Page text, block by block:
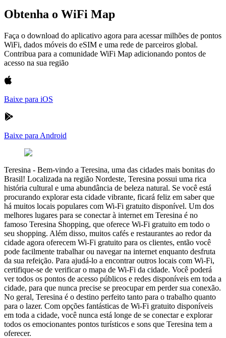
Obtenha o WiFi Map
Faça o download do aplicativo agora para acessar milhões de pontos
WiFi, dados móveis do eSIM e uma rede de parceiros global.
Contribua para a comunidade WiFi Map adicionando pontos de
acesso na sua região
Baixe para iOS
Baixe para Android
Teresina - Bem-vindo a Teresina, uma das cidades mais bonitas do
Brasil! Localizada na região Nordeste, Teresina possui uma rica
história cultural e uma abundância de beleza natural. Se você está
procurando explorar esta cidade vibrante, ficará feliz em saber que
há muitos locais populares com Wi-Fi gratuito disponível. Um dos
melhores lugares para se conectar à internet em Teresina é no
famoso Teresina Shopping, que oferece Wi-Fi gratuito em todo o
seu shopping. Além disso, muitos cafés e restaurantes ao redor da
cidade agora oferecem Wi-Fi gratuito para os clientes, então você
pode facilmente trabalhar ou navegar na internet enquanto desfruta
da sua refeição. Para ajudá-lo a encontrar outros locais com Wi-Fi,
certifique-se de verificar o mapa de Wi-Fi da cidade. Você poderá
ver todos os pontos de acesso públicos e redes disponíveis em toda a
cidade, para que nunca precise se preocupar em perder sua conexão.
No geral, Teresina é o destino perfeito tanto para o trabalho quanto
para o lazer. Com opções fantásticas de Wi-Fi gratuito disponíveis
em toda a cidade, você nunca está longe de se conectar e explorar
todos os emocionantes pontos turísticos e sons que Teresina tem a
oferecer.